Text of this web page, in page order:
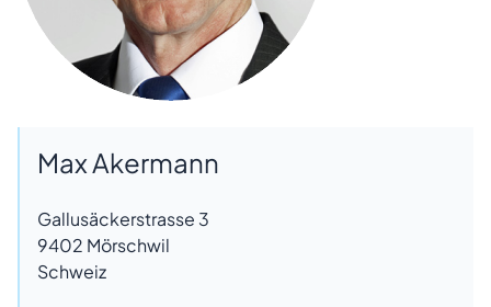
Max Akermann
Gallusäckerstrasse 3
9402 Mörschwil
Schweiz